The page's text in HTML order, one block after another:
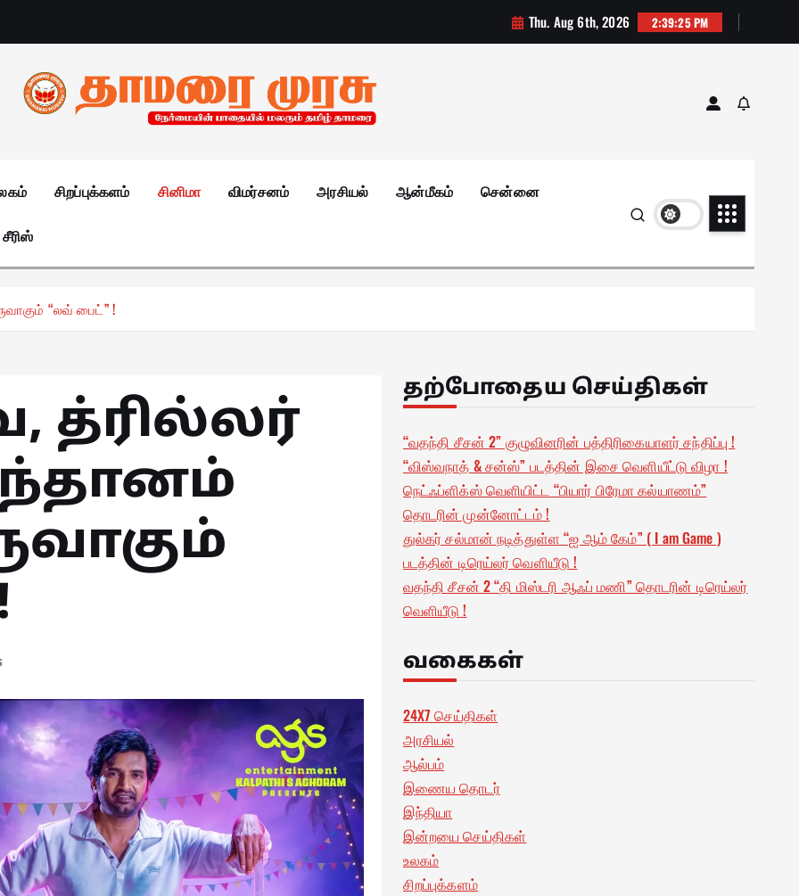
Thu. Aug 6th, 2026 2:39:26 PM
சிறப்புக்களம் சினிமா விமர்சனம் அரசியல் ஆன்மீகம் சென்னை
“லவ் பைட்” !
த்ரில்லர்
தற்போதைய செய்திகள்
“வதந்தி சீசன் 2” குழுவினரின் பத்திரிகையாளர் சந்திப்பு !
“விஸ்வநாத் & சன்ஸ்” படத்தின் இசை வெளியீட்டு விழா !
நெட்ஃப்ளிக்ஸ் வெளியிட்ட “பியார் பிரேமா கல்யாணம்”
தொடரின் முன்னோட்டம் !
துல்கர் சல்மான் நடித்துள்ள “ஐ ஆம் கேம்” ( I am Game )
படத்தின் டிரெய்லர் வெளியீடு !
வதந்தி சீசன் 2 “தி மிஸ்டரி ஆஃப் மணி” தொடரின் டிரெய்லர்
வெளியீடு !
வகைகள்
24X7 செய்திகள்
அரசியல்
ஆல்பம்
இணைய தொடர்
இந்தியா
இன்றயை செய்திகள்
உலகம்
சிறப்புக்களம்